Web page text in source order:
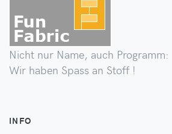
Nicht nur Name, auch Programm:
Wir haben Spass an Stoff !
INFO